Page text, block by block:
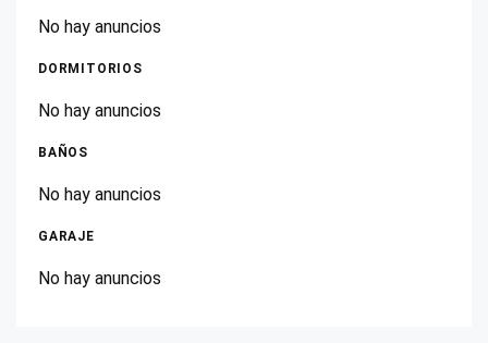
No hay anuncios
DORMITORIOS
No hay anuncios
BAÑOS
No hay anuncios
GARAJE
No hay anuncios